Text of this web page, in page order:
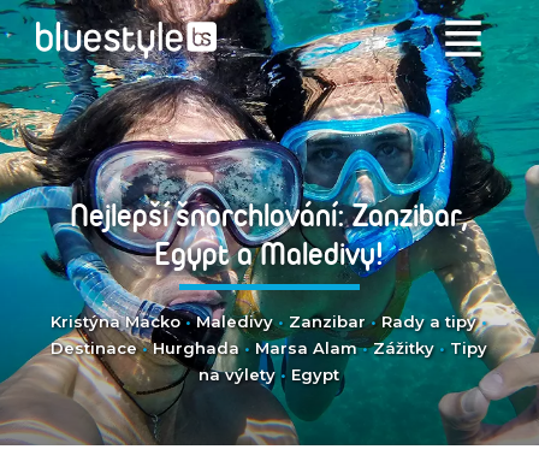
Nejlepší šnorchlování: Zanzibar,
Egypt a Maledivy!
Kristýna Macko•Maledivy• Zanzibar•Rady a tipy•
Destinace•Hurghada• Marsa Alam•Zážitky • Tipy
na výlety• Egypt